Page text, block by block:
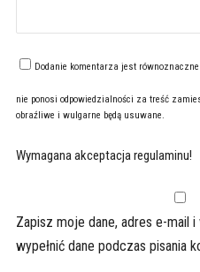
Dodanie komentarza jest
nie ponosi odpowiedzialności za treść
obraźliwe i wulgarne będą usuwane.
Wymagana akceptacja regulaminu!
Zapisz moje dane, adres e-mail
wypełnić dane podczas pisania